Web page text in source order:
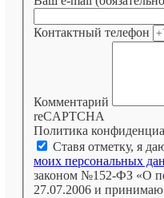
Контактный телефон
Комментарий
reCAPTCHA
Политика
Ставя отметку, я
моих персональных
законом №152-ФЗ «О
27.07.2006 и принимаю